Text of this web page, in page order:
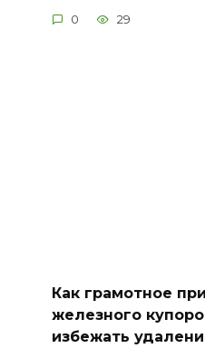
0 29
Как грамотное
железного
избежать